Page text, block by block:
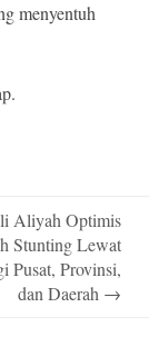
menyentuh
Aliyah Optimis
Stunting Lewat
Pusat, Provinsi,
dan Daerah →